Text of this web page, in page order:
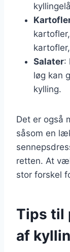
Salater:
løg kan
kylling.
Det er også
såsom en
retten. At
stor forskel
Tips til
af